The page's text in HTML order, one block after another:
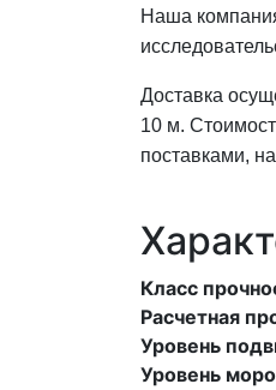
Наша
Доставка
10 м.
поставками,
Класс
Расчетная
Уровень
Уровень